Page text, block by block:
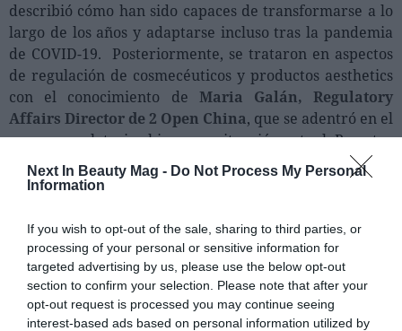
Next In Beauty Mag - Do Not Process My Personal
Information
If you wish to opt-out of the sale, sharing to third parties, or
processing of your personal or sensitive information for
targeted advertising by us, please use the below opt-out
section to confirm your selection. Please note that after your
opt-out request is processed you may continue seeing
interest-based ads based on personal information utilized by
describió cómo han sido capaces de transformarse a lo
largo de los años y adaptarse incluso tras la pandemia
de COVID-19. Posteriormente, se trataron en aspectos
de regulación de cosmecéuticos y productos aesthetics
con el conocimiento de Maria Galán, Regulatory
Affairs Director de 2 Open China, que se adentró en el
marco regulatorio chino y su situación actual. Por otra
parte, Seila Leiras, Senior Consultant de Sigillum
Knowledge Solutions
abarcó la parte europea e
desdeDr. Goya Análisis, Sara Rodríguez, Directora
del Departamento de Regulatory yMontse Ortega,
Directora de Evaluaciones Clínicas , complementaron
con algunos detalles las dos últimas intervenciones, en
las que incluyeron la parte de evaluación de 'claims' y